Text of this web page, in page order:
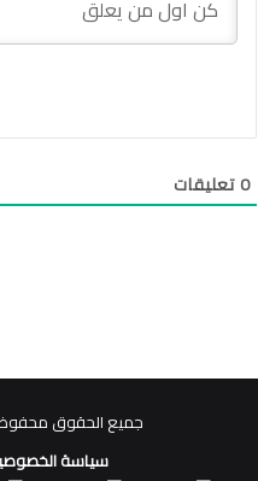
0تعليقات
جميع الحقوق محفوظة
سياسة